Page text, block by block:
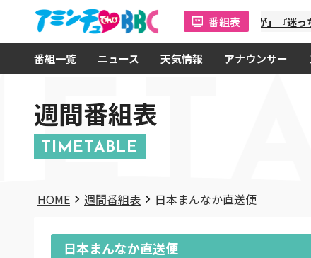
番組表
番組一覧 ニュース 天気情報 アナウンサー
「金曜オモロしが」『迷っち
週間番組表
TIMETABLE
HOME 週間番組表 日本まんなか直送便
日本まんなか直送便